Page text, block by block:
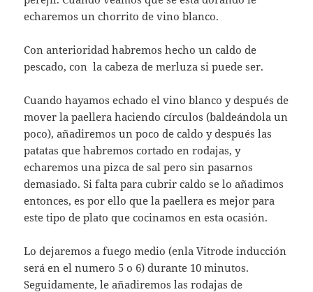
echaremos un chorrito de vino blanco.
Con anterioridad habremos hecho un caldo de
pescado, con la cabeza de merluza si puede ser.
Cuando hayamos echado el vino blanco y después de
mover la paellera haciendo círculos (baldeándola un
poco), añadiremos un poco de caldo y después las
patatas que habremos cortado en rodajas, y
echaremos una pizca de sal pero sin pasarnos
demasiado. Si falta para cubrir caldo se lo añadimos
entonces, es por ello que la paellera es mejor para
este tipo de plato que cocinamos en esta ocasión.
Lo dejaremos a fuego medio (enla Vitrode inducción
será en el numero 5 o 6) durante 10 minutos.
Seguidamente, le añadiremos las rodajas de